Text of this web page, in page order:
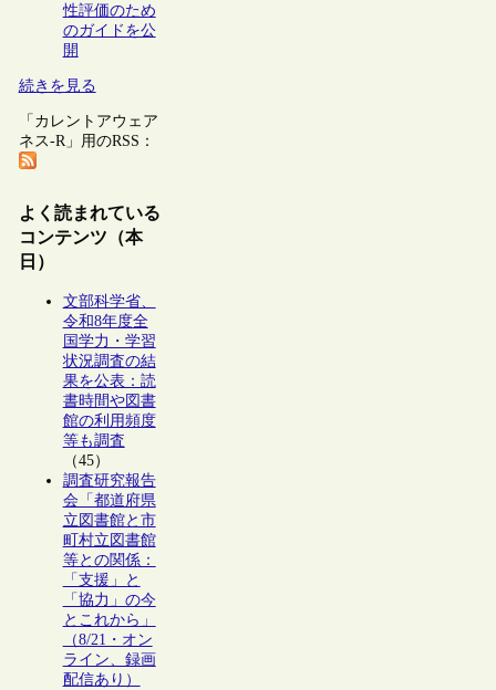
性評価のため
のガイドを公
開
続きを見る
「カレントアウェア
ネス-R」用のRSS：
よく読まれている
コンテンツ（本
日）
文部科学省、
令和8年度全
国学力・学習
状況調査の結
果を公表：読
書時間や図書
館の利用頻度
等も調査
（45）
調査研究報告
会「都道府県
立図書館と市
町村立図書館
等との関係：
「支援」と
「協力」の今
とこれから」
（8/21・オン
ライン、録画
配信あり）